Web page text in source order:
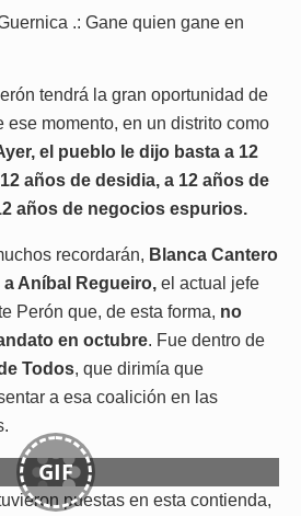
.: Gane quien gane en
tendrá la gran oportunidad de
ese momento, en un distrito como
el pueblo le dijo basta a 12
años de desidia, a 12 años de
años de negocios espurios.
recordarán, Blanca Cantero
Aníbal Regueiro, el actual jefe
Perón que, de esta forma, no
en octubre. Fue dentro de
Todos, que dirimía que
a esa coalición en las
GIF
puestas en esta contienda,